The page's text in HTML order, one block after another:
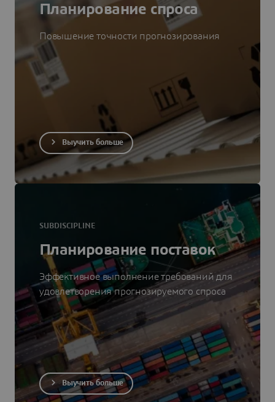
Планирование спроса
Повышение точности прогнозирования
Выучить больше
SUBDISCIPLINE
Планирование поставок
Эффективное выполнение требований для
удовлетворения прогнозируемого спроса
Выучить больше